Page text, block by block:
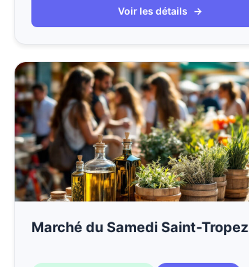
Voir les détails →
Marché du Samedi Saint-Tropez